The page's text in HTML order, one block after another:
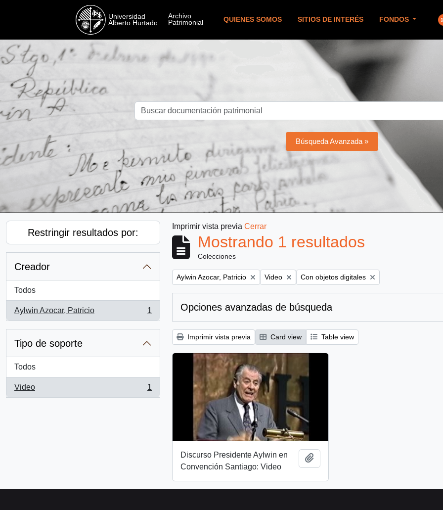
QUIENES SOMOS SITIOS DE INTERÉS FONDOS
Búsqueda Avanzada »
Restringir resultados por:
Creador
Todos
Aylwin Azocar, Patricio
, 1 resultados
1
Tipo de soporte
Todos
Video
, 1 resultados
1
Imprimir vista previa Cerrar
Mostrando 1 resultados
Colecciones
Remove filter:
Aylwin Azocar, Patricio Remove filter:
Video Remove filter:
Con objetos digitales
Opciones avanzadas de búsqueda
Imprimir vista previa Card view Table view
Discurso Presidente Aylwin en
Convención Santiago: Video